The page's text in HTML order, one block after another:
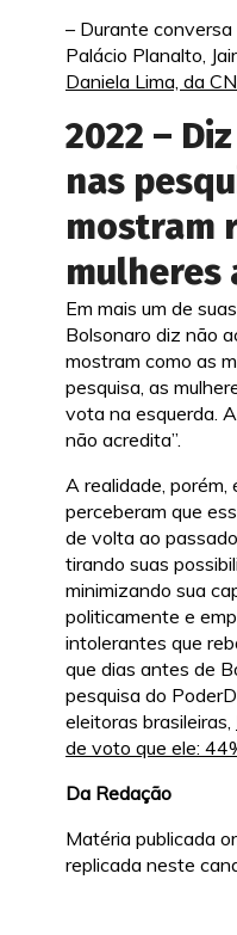
– Durante
Palácio Planalto,
Daniela Lima, da
2022 –
nas
mostram
mulheres
Em mais um de
Bolsonaro diz não
mostram como as
pesquisa, as
vota na esquerda.
não acredita”.
A realidade, porém,
perceberam que
de volta ao
tirando suas
minimizando sua
politicamente e
intolerantes que
que dias antes de
pesquisa do
eleitoras brasileiras,
de voto que ele:
Da Redação
Matéria publicada
replicada neste